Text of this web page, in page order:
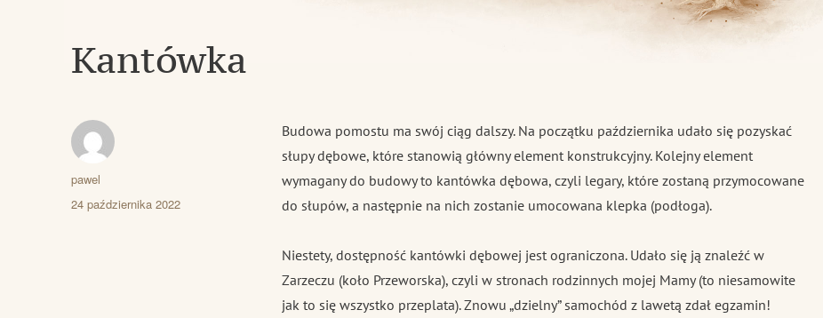
Kantówka
Budowa pomostu ma swój ciąg dalszy. Na początku października udało się pozyskać
słupy dębowe, które stanowią główny element konstrukcyjny. Kolejny element
wymagany do budowy to kantówka dębowa, czyli legary, które zostaną przymocowane
do słupów, a następnie na nich zostanie umocowana klepka (podłoga).
Niestety, dostępność kantówki dębowej jest ograniczona. Udało się ją znaleźć w
Zarzeczu (koło Przeworska), czyli w stronach rodzinnych mojej Mamy (to niesamowite
jak to się wszystko przeplata). Znowu „dzielny” samochód z lawetą zdał egzamin!
Autor
pawel
Data
24 października 2022